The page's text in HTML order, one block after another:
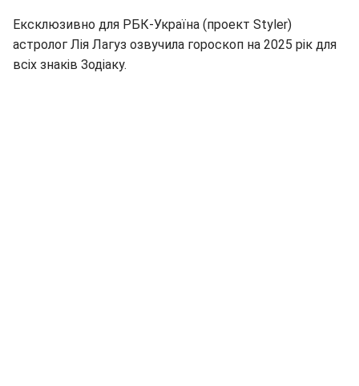
Ексклюзивно для РБК-Україна (проект Styler)
астролог Лія Лагуз озвучила гороскоп на 2025 рік для
всіх знаків Зодіаку.